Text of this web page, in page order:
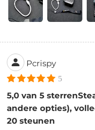
Pcrispy
5
5,0 van 5
andere opties),
20 steunen